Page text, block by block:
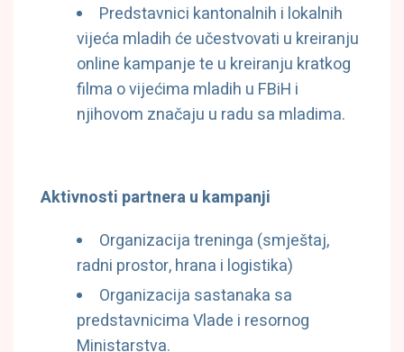
Predstavnici kantonalnih i lokalnih
vijeća mladih će učestvovati u kreiranju
online kampanje te u kreiranju kratkog
filma o vijećima mladih u FBiH i
njihovom značaju u radu sa mladima.
Aktivnosti partnera u kampanji
Organizacija treninga (smještaj,
radni prostor, hrana i logistika)
Organizacija sastanaka sa
predstavnicima Vlade i resornog
Ministarstva.